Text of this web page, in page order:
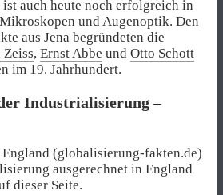
ist auch heute noch erfolgreich in
und Augenoptik. Den
aus Jena begründeten die
Zeiss, Ernst Abbe und Otto Schott
im 19. Jahrhundert.
Industrialisierung –
(globalisierung-fakten.de)
ausgerechnet in England
dieser Seite.